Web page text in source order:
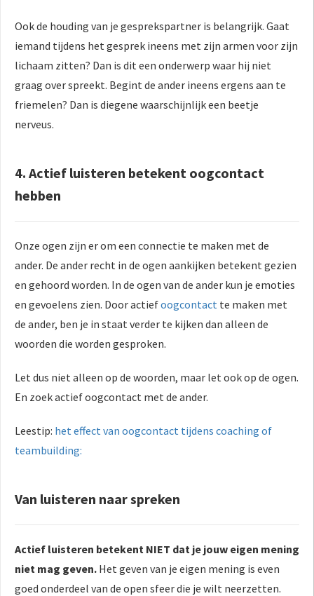
Ook de houding van je gesprekspartner is belangrijk. Gaat
iemand tijdens het gesprek ineens met zijn armen voor zijn
lichaam zitten? Dan is dit een onderwerp waar hij niet
graag over spreekt. Begint de ander ineens ergens aan te
friemelen? Dan is diegene waarschijnlijk een beetje
nerveus.
4. Actief luisteren betekent oogcontact
hebben
Onze ogen zijn er om een connectie te maken met de
ander. De ander recht in de ogen aankijken betekent gezien
en gehoord worden. In de ogen van de ander kun je emoties
en gevoelens zien. Door actiefoogcontact te maken met
de ander, ben je in staat verder te kijken dan alleen de
woorden die worden gesproken.
Let dus niet alleen op de woorden, maar let ook op de ogen.
En zoek actief oogcontact met de ander.
Leestip: het effect van oogcontact tijdens coaching of
teambuilding:
Van luisteren naar spreken
Actief luisteren betekent NIET dat je jouw eigen mening
niet mag geven. Het geven van je eigen mening is even
goed onderdeel van de open sfeer die je wilt neerzetten.